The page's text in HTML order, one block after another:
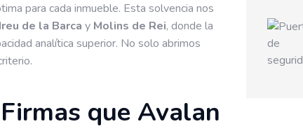
para cada inmueble. Esta solvencia nos
de la Barca y Molins de Rei, donde la
analítica superior. No solo abrimos
que Avalan